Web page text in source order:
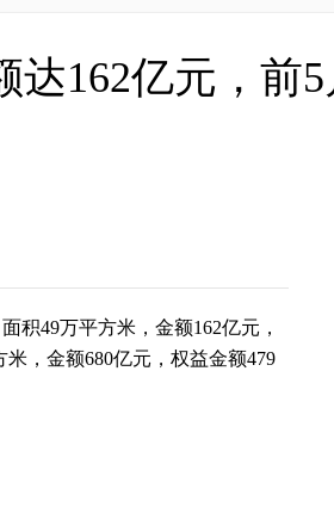
162亿元，前
积49万平方米，金额162亿元，
，金额680亿元，权益金额479